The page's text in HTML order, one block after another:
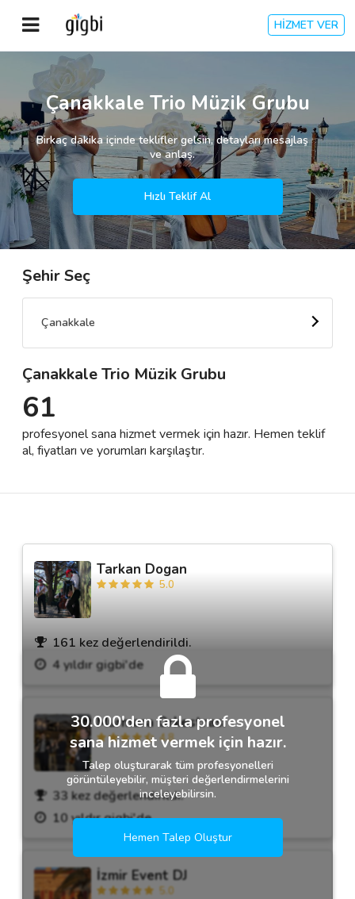
HİZMET VER
Anasayfa
Giriş Yap
Kayıt Ol
Kategoriler
🎈 Biz Kimiz?
🌟 Müşteri Değerlendirmeleri
Destek
İletişim
Çanakkale Trio Müzik Grubu
Birkaç dakika içinde teklifler gelsin, detayları mesajlaş
ve anlaş.
Hızlı Teklif Al
Şehir Seç
Çanakkale
Çanakkale Trio Müzik Grubu
61
profesyonel sana hizmet vermek için hazır. Hemen teklif
al, fiyatları ve yorumları karşılaştır.
Tarkan Dogan
5.0
161 kez değerlendirildi.
4 yıldır gigbi'de
Marmara Orkestrası
4.8
33 kez değerlendirildi.
10 yıldır gigbi'de
İzmir Event DJ
5.0
30.000'den fazla profesyonel
sana hizmet vermek için hazır.
Talep oluşturarak tüm profesyonelleri
görüntüleyebilir, müşteri değerlendirmelerini
inceleyebilirsin.
Hemen Talep Oluştur